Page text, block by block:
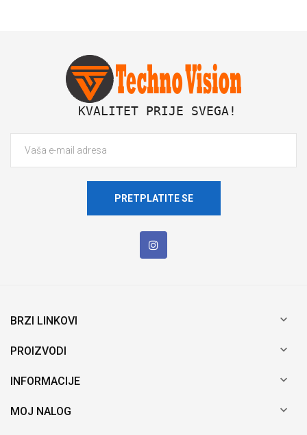
KVALITET PRIJE SVEGA!
PRETPLATITE SE
BRZI LINKOVI 
PROIZVODI 
INFORMACIJE 
MOJ NALOG 